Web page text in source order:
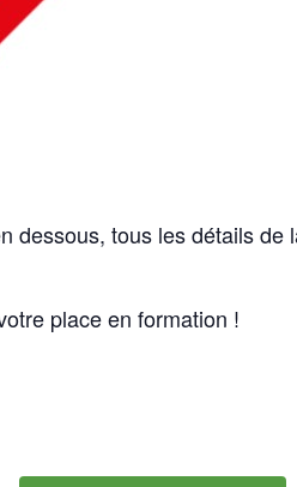
dessous, tous les détails
place en formation !